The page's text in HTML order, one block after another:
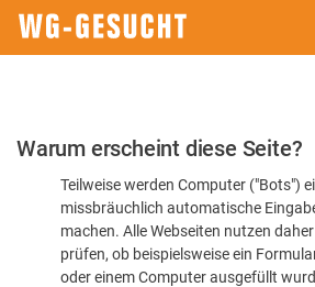
Bitte
dass
Warum erscheint diese Seite?
Teilweise werden Computer ("Bots")
missbräuchlich automatische
machen. Alle Webseiten nutzen
prüfen, ob beispielsweise ein
oder einem Computer ausgefüllt